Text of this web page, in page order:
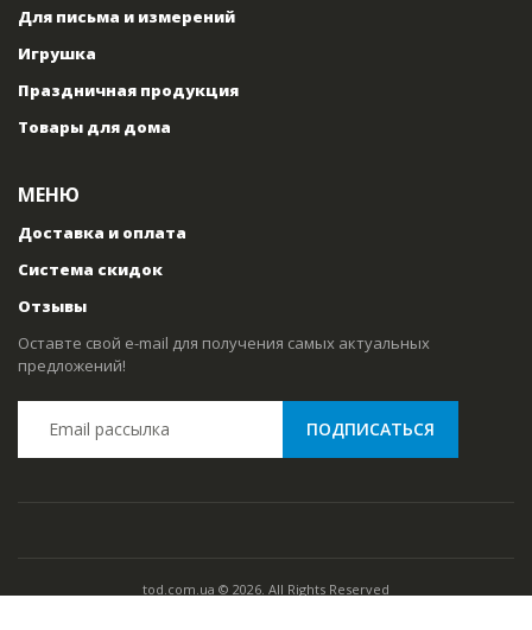
Для письма и измерений
Игрушка
Праздничная продукция
Товары для дома
МЕНЮ
Доставка и оплата
Система скидок
Отзывы
Оставте свой e-mail для получения самых актуальных
предложений!
tod.com.ua © 2026. All Rights Reserved